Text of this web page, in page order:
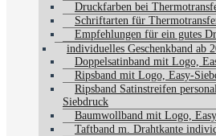
Druckfarben bei
Schriftarten für
Empfehlungen für ein gutes
individuelles Geschenkband ab
Doppelsatinband mit Logo,
Ripsband mit Logo, Easy-
Ripsband Satinstreifen
Siebdruck
Baumwollband mit Logo,
Taftband m. Drahtkante